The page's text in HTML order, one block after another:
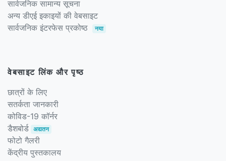
सार्वजनिक सामान्य सूचना
अन्य डीएई इकाइयों की वेबसाइट
सार्वजनिक इंटरफेस प्रकोष्ठ
नया
वेबसाइट लिंक और पृष्ठ
छात्रों के लिए
सतर्कता जानकारी
कोविड-19 कॉर्नर
डैशबोर्ड अद्यतन
फोटो गैलरी
केंद्रीय पुस्तकालय